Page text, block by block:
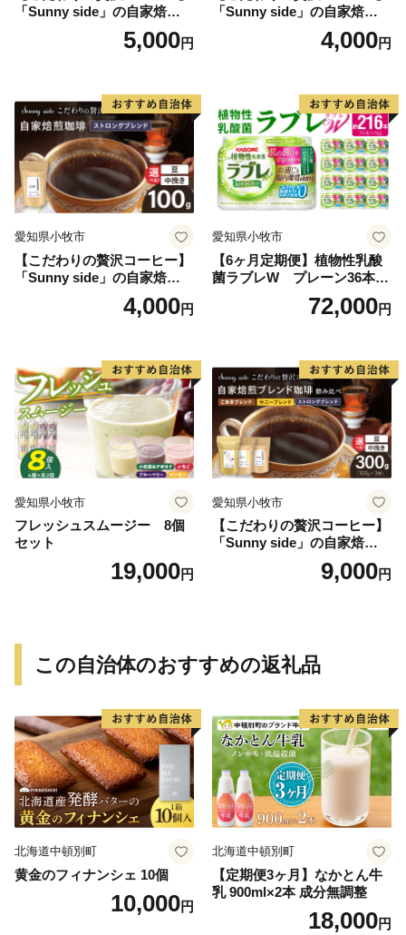
「Sunny side」の自家焙煎珈
琲こまきブレンド（100g）
5,000円
「Sunny side」の自家焙煎珈
琲サニーブレンド（100g）
4,000円
愛知県小牧市
【こだわりの贅沢コーヒー】
「Sunny side」の自家焙煎珈
琲ストロングブレンド（100
4,000円
愛知県小牧市
【6ヶ月定期便】植物性乳酸
菌ラブレW プレーン36本
72,000円
愛知県小牧市
フレッシュスムージー 8個
セット
19,000円
愛知県小牧市
【こだわりの贅沢コーヒー】
「Sunny side」の自家焙煎珈
琲ブレンド珈琲飲み比べセッ
9,000円
この自治体のおすすめの返礼品
北海道中頓別町
黄金のフィナンシェ 10個
10,000円
北海道中頓別町
【定期便3ヶ月】なかとん牛
乳 900ml×2本 成分無調整
18,000円